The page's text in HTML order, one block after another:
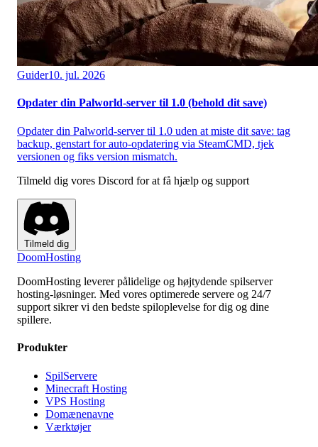
Guider10. jul. 2026
Opdater din Palworld-server til 1.0 (behold dit save)
Opdater din Palworld-server til 1.0 uden at miste dit save: tag
backup, genstart for auto-opdatering via SteamCMD, tjek
versionen og fiks version mismatch.
Tilmeld dig vores Discord for at få hjælp og support
Tilmeld dig
DoomHosting
DoomHosting leverer pålidelige og højtydende spilserver
hosting-løsninger. Med vores optimerede servere og 24/7
support sikrer vi den bedste spiloplevelse for dig og dine
spillere.
Produkter
SpilServere
Minecraft Hosting
VPS Hosting
Domænenavne
Værktøjer